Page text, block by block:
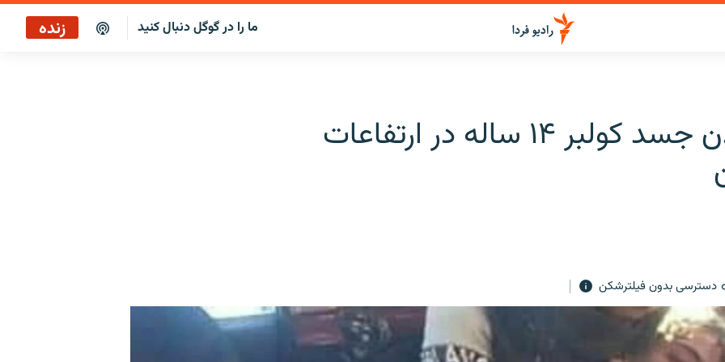
ما را در گوگل دنبال کنید زنده
پیدا شدن جسد کولبر ۱۴ ساله در ارتفاعات
دسترسی بدون فیلترشکن